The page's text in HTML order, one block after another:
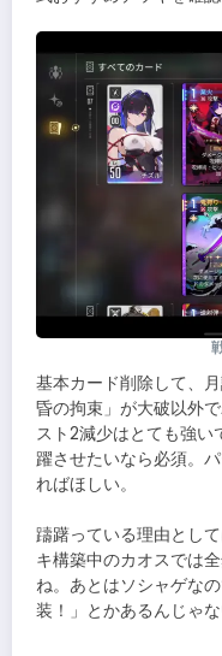
基本カード削除して、
昏の拘束」が大破以外
スト2減少はとても強い
躍させたいなら必須。
ればほしい。
躊躇っている理由とし
キ構築中のカオスでは
ね。あとはソシャゲな
装！」とかあるんじゃ